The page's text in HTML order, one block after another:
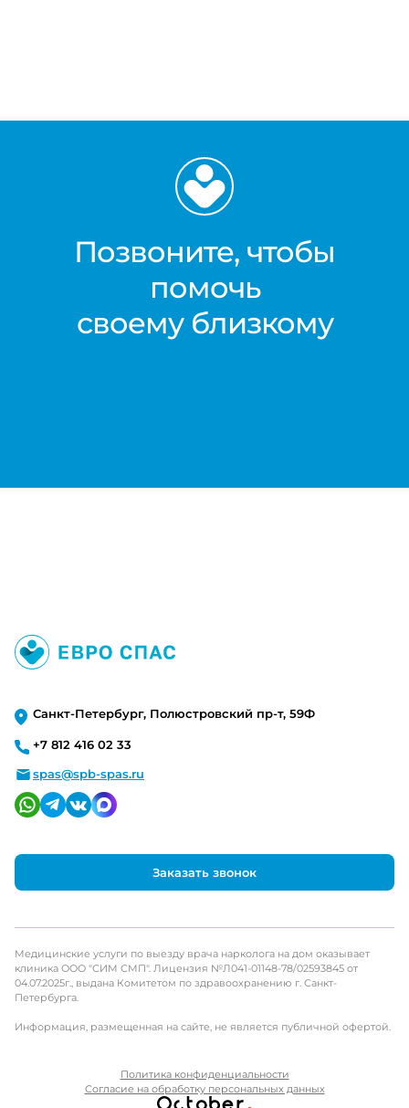
Позвоните, чтобы
помочь
своему близкому
Санкт-Петербург, Полюстровский пр-т, 59Ф
+7 812 416 02 33
spas@spb-spas.ru
Заказать звонок
Медицинские услуги по выезду врача нарколога на дом оказывает
клиника ООО "СИМ СМП". Лицензия №Л041-01148-78/02593845 от
04.07.2025г., выдана Комитетом по здравоохранению г. Санкт-
Петербурга.
Информация, размещенная на сайте, не является публичной офертой.
Политика конфиденциальности
Согласие на обработку персональных данных